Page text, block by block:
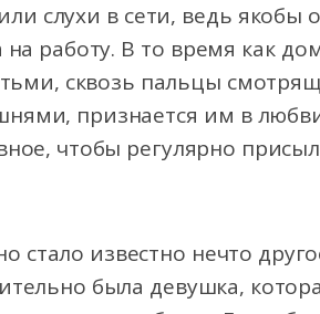
слухи в сети, ведь
работу. В то время как
сквозь пальцы
признается им в
чтобы регулярно
стало известно нечто
была девушка,